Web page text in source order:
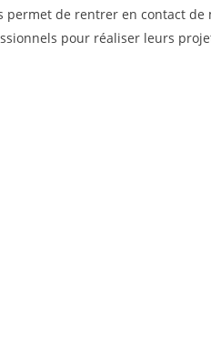
permet de rentrer en contact de
pour réaliser leurs